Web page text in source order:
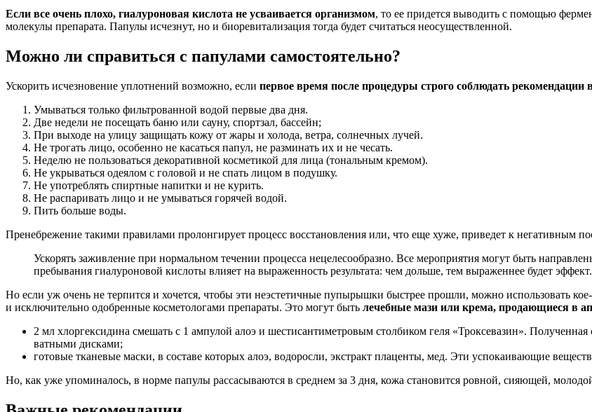
Если все очень плохо, гиалуроновая кислота не усваивается организмом, то ее придется выводить с помощью
молекулы препарата. Папулы исчезнут, но и биоревитализация тогда будет считаться неосуществленной.
Можно ли справиться с папулами самостоятельно?
Ускорить исчезновение уплотнений возможно, если первое время после процедуры строго соблюдать рекомендации
Умываться только фильтрованной водой первые два дня.
Две недели не посещать баню или сауну, спортзал, бассейн;
При выходе на улицу защищать кожу от жары и холода, ветра, солнечных лучей.
Не трогать лицо, особенно не касаться папул, не разминать их и не чесать.
Неделю не пользоваться декоративной косметикой для лица (тональным кремом).
Не укрываться одеялом с головой и не спать лицом в подушку.
Не употреблять спиртные напитки и не курить.
Не распаривать лицо и не умываться горячей водой.
Пить больше воды.
Пренебрежение такими правилами пролонгирует процесс восстановления или, что еще хуже, приведет к негативным
Ускорять заживление при нормальном течении процесса нецелесообразно. Все мероприятия могут быть
пребывания гиалуроновой кислоты влияет на выраженность результата: чем дольше, тем выраженнее будет эффект.
Но если уж очень не терпится и хочется, чтобы эти неэстетичные пупырышки быстрее прошли, можно использовать
и исключительно одобренные косметологами препараты. Это могут быть лечебные мази или крема, продающиеся в
2 мл хлоргексидина смешать с 1 ампулой алоэ и шестисантиметровым столбиком геля «Троксевазин».
ватными дисками;
готовые тканевые маски, в составе которых алоэ, водоросли, экстракт плаценты, мед. Эти успокаивающие
Но, как уже упоминалось, в норме папулы рассасываются в среднем за 3 дня, кожа становится ровной, сияющей,